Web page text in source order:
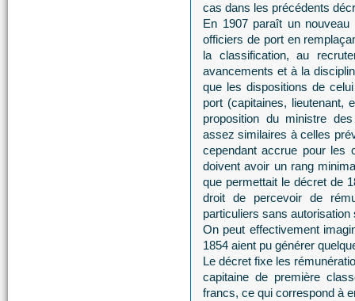
cas dans les précédents
En 1907 paraît un
officiers de port en
la classification, au
avancements et à la
que les dispositions de
port (capitaines, lieutenant,
proposition du ministre
assez similaires à celles
cependant accrue pour les
doivent avoir un rang
que permettait le décret de
droit de percevoir de
particuliers sans
On peut effectivement
1854 aient pu générer
Le décret fixe les
capitaine de première
francs, ce qui correspond à